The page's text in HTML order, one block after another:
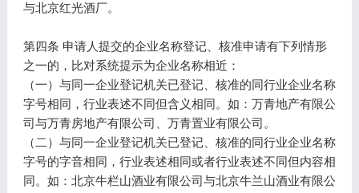
与北京红光酒厂。
第四条 申请人提交的企业名称登记、核准申请有下列情形
之一的，比对系统提示为企业名称相近：
（一）与同一企业登记机关已登记、核准的同行业企业名称
字号相同，行业表述不同但含义相同。如：万青地产有限公
司与万青房地产有限公司、万青置业有限公司。
（二）与同一企业登记机关已登记、核准的同行业企业名称
字号的字音相同，行业表述相同或者行业表述不同但内容相
同。如：北京牛栏山酒业有限公司与北京牛兰山酒业有限公